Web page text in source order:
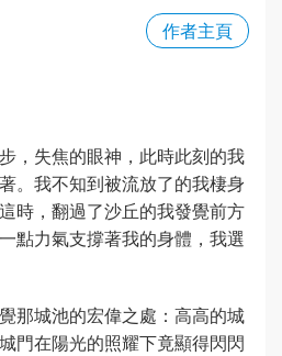
作者主頁
，失焦的眼神，此時此刻的我
。我不知到被流放了的我棲身
時，翻過了沙丘的我發覺前方
點力氣支撐著我的身體，我選
那城池的宏偉之處：高高的城
門在陽光的照耀下竟顯得閃閃